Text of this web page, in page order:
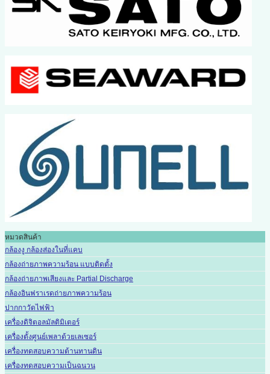
หมวดสินค้า
กล้องงู กล้องส่องในที่แคบ
กล้องถ่ายภาพความร้อน แบบติดตั้ง
กล้องถ่ายภาพเสียงและ Partial Discharge
กล้องอินฟราเรดถ่ายภาพความร้อน
ปากกาวัดไฟฟ้า
เครื่องดิจิตอลมัลติมิเตอร์
เครื่องตั้งศูนย์เพลาด้วยเลเซอร์
เครื่องทดสอบความต้านทานดิน
เครื่องทดสอบความเป็นฉนวน